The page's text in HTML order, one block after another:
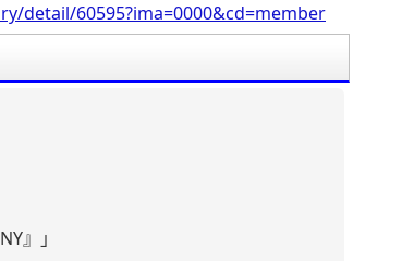
detail/60595?ima=0000&cd=member
』」